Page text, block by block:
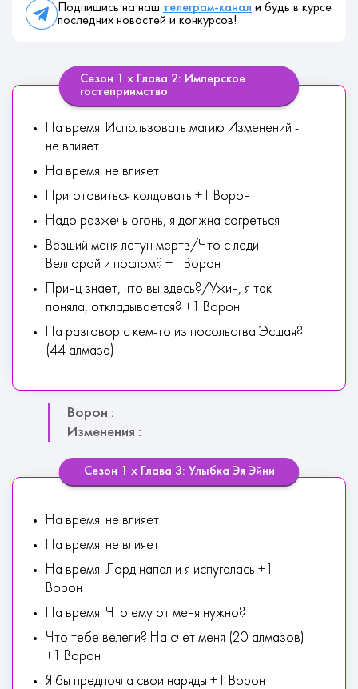
Подпишись на наш телеграм-канал и будь в курсе
последних новостей и конкурсов!
Сезон 1 х Глава 2: Имперское
гостеприимство
На время: Использовать магию Изменений -
не влияет
На время: не влияет
Приготовиться колдовать +1 Ворон
Надо разжечь огонь, я должна согреться
Везший меня летун мертв/Что с леди
Веллорой и послом? +1 Ворон
Принц знает, что вы здесь?/Ужин, я так
поняла, откладывается? +1 Ворон
На разговор с кем-то из посольства Эсшая?
(44 алмаза)
Ворон :
Изменения :
Сезон 1 х Глава 3: Улыбка Эя Эйни
На время: не влияет
На время: не влияет
На время: Лорд напал и я испугалась +1
Ворон
На время: Что ему от меня нужно?
Что тебе велели? На счет меня (20 алмазов)
+1 Ворон
Я бы предпочла свои наряды +1 Ворон